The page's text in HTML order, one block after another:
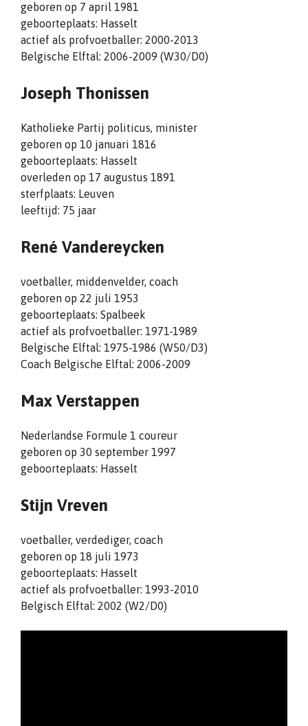
geboren op 7 april 1981
geboorteplaats: Hasselt
actief als profvoetballer: 2000-2013
Belgische Elftal: 2006-2009 (W30/D0)
Joseph Thonissen
Katholieke Partij politicus, minister
geboren op 10 januari 1816
geboorteplaats: Hasselt
overleden op 17 augustus 1891
sterfplaats: Leuven
leeftijd: 75 jaar
René Vandereycken
voetballer, middenvelder, coach
geboren op 22 juli 1953
geboorteplaats: Spalbeek
actief als profvoetballer: 1971-1989
Belgische Elftal: 1975-1986 (W50/D3)
Coach Belgische Elftal: 2006-2009
Max Verstappen
Nederlandse Formule 1 coureur
geboren op 30 september 1997
geboorteplaats: Hasselt
Stijn Vreven
voetballer, verdediger, coach
geboren op 18 juli 1973
geboorteplaats: Hasselt
actief als profvoetballer: 1993-2010
Belgisch Elftal: 2002 (W2/D0)